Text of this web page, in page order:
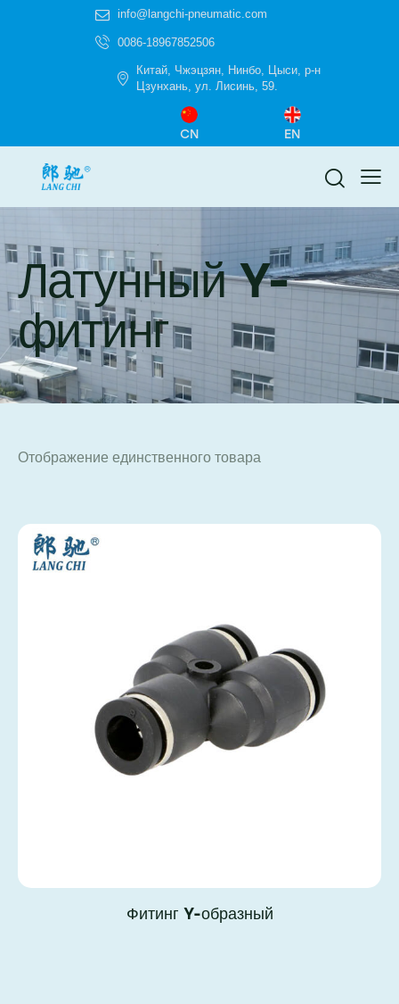
info@langchi-pneumatic.com
0086-18967852506
Китай, Чжэцзян, Нинбо, Цыси, р-н
Цзунхань, ул. Лисинь, 59.
CN EN
Латунный Y-
фитинг
Отображение единственного товара
Фитинг Y-образный